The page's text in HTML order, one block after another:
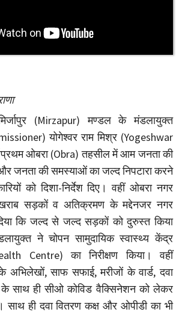
(Mirzapur) मण्डल के मंडलायुक्त
योगेश्वर राम मिश्र (Yogeshwar
ओबरा (Obra) तहसील में आम जनता की
जनता की समस्याओं का जल्द निपटारा करने
को दिशा-निर्देश दिए। वहीं ओबरा नगर
सड़कों व अतिक्रमण के मद्देनजर नगर
कि जल्द से जल्द सड़कों को दुरुस्त किया
ने चोपन सामुदायिक स्वास्थ्य केंद्र
Centre) का निरीक्षण किया। वहीं
साफ सफाई, मरीजों के वार्ड, दवा
के साथ ही सीओ कोविड वैक्सिनेशन को लेकर
साथ ही दवा वितरण कक्ष और ओपीडी का भी